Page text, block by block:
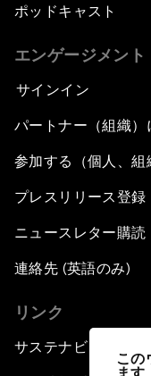
この
ます
ポッドキャスト
エンゲージメント
サインイン
パートナー（組織）
参加する（個人、組
プレスリリース登録
ニュースレター購読
連絡先 (英語のみ)
リンク
サステナビリティへ